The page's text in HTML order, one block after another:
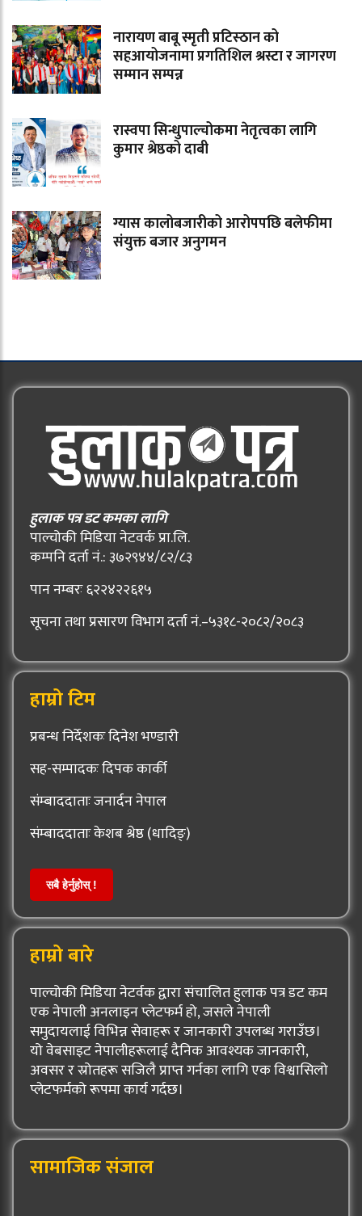
नारायण बाबू स्मृती प्रटिस्ठान को
सहआयोजनामा प्रगतिशिल श्रस्टा र जागरण
सम्मान सम्पन्न
रास्वपा सिन्धुपाल्चोकमा नेतृत्वका लागि
कुमार श्रेष्ठको दाबी
ग्यास कालोबजारीको आरोपपछि बलेफीमा
संयुक्त बजार अनुगमन
हुलाक पत्र डट कमका लागि
पाल्चोकी मिडिया नेटवर्क प्रा.लि.
कम्पनि दर्ता नं.: ३७२९४४/८२/८३
पान नम्बरः ६२२४२२६१५
सूचना तथा प्रसारण विभाग दर्ता नं.–५३१८-२०८२/२०८३
हाम्रो टिम
प्रबन्ध निर्देशकः दिनेश भण्डारी
सह-सम्पादकः दिपक कार्की
संम्बाददाताः जनार्दन नेपाल
संम्बाददाताः केशब श्रेष्ठ (धादिङ्)
सबै हेर्नुहोस् !
हाम्रो बारे
पाल्चोकी मिडिया नेटर्वक द्वारा संचालित हुलाक पत्र डट कम
एक नेपाली अनलाइन प्लेटफर्म हो, जसले नेपाली
समुदायलाई विभिन्न सेवाहरू र जानकारी उपलब्ध गराउँछ।
यो वेबसाइट नेपालीहरूलाई दैनिक आवश्यक जानकारी,
अवसर र स्रोतहरू सजिलै प्राप्त गर्नका लागि एक विश्वासिलो
प्लेटफर्मको रूपमा कार्य गर्दछ।
सामाजिक संजाल